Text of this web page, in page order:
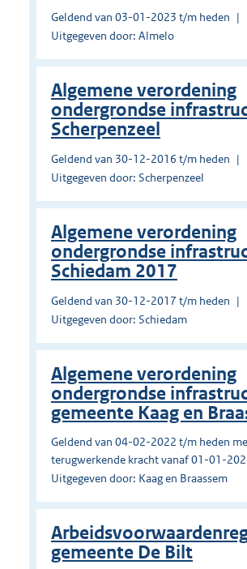
Geldend van 03-01-2023 t/m heden
Uitgegeven door: Almelo
Algemene verordening
ondergrondse
Scherpenzeel
Geldend van 30-12-2016 t/m heden
Uitgegeven door: Scherpenzeel
Algemene verordening
ondergrondse
Schiedam 2017
Geldend van 30-12-2017 t/m heden
Uitgegeven door: Schiedam
Algemene verordening
ondergrondse
gemeente Kaag en
Geldend van 04-02-2022 t/m heden
terugwerkende kracht vanaf 01-01-
Uitgegeven door: Kaag en Braassem
gemeente De Bilt